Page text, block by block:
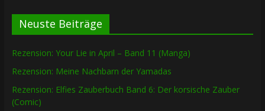
Neuste Beiträge
Rezension: Your Lie in April – Band 11 (Manga)
Rezension: Meine Nachbarn der Yamadas
Rezension: Elfies Zauberbuch Band 6: Der korsische Zauber
(Comic)